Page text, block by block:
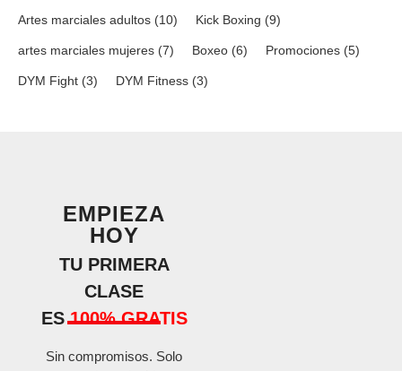
Artes marciales adultos (10) Kick Boxing (9)
artes marciales mujeres (7) Boxeo (6) Promociones (5)
DYM Fight (3) DYM Fitness (3)
EMPIEZA
HOY
TU PRIMERA
CLASE
ES100% GRATIS
Sin compromisos. Solo